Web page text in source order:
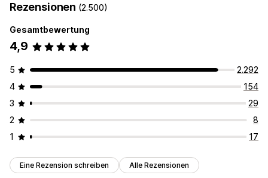
Rezensionen (2.500)
Gesamtbewertung
4,9
5
2.292
4
154
3
29
2
8
1
17
Eine Rezension schreiben Alle Rezensionen